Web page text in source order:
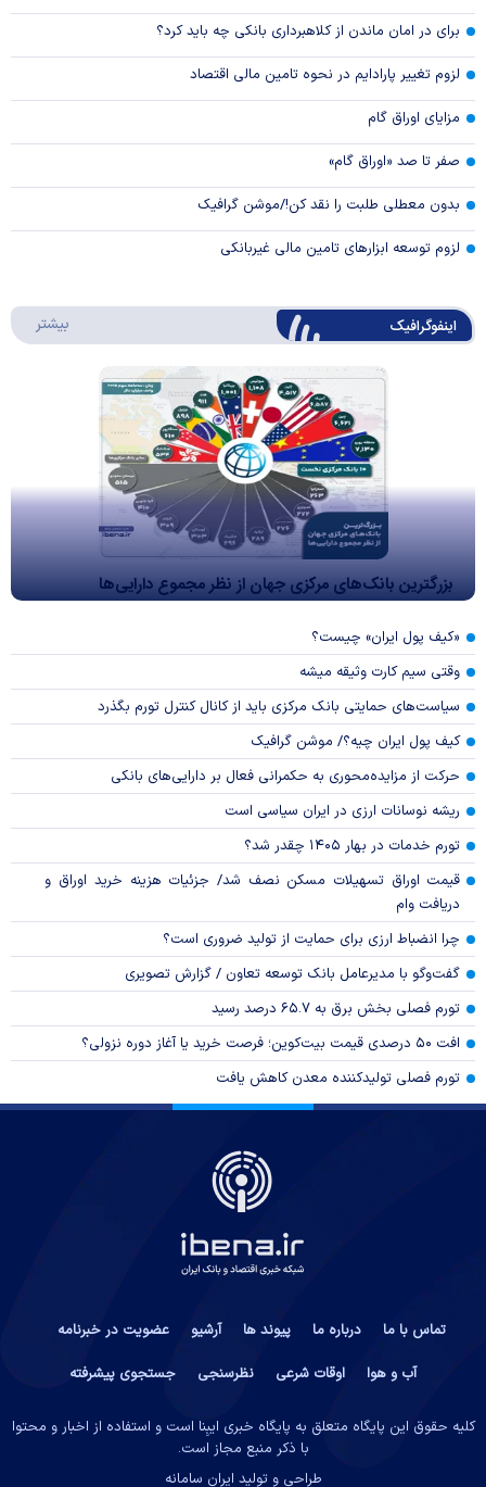
برای در امان ماندن از کلاهبرداری بانکی چه باید کرد؟
لزوم تغییر پارادایم در نحوه تامین مالی اقتصاد
مزایای اوراق گام
صفر تا صد «اوراق گام»
بدون معطلی طلبت را نقد کن!/موشن گرافیک
لزوم توسعه ابزارهای تامین مالی غیربانکی
اینفوگرافیک بیشتر
بزرگترین بانک‌های مرکزی جهان از نظر مجموع دارایی‌ها
«کیف پول ایران» چیست؟
وقتی سیم کارت وثیقه میشه
سیاست‌های حمایتی بانک مرکزی باید از کانال کنترل تورم بگذرد
کیف پول ایران چیه؟/ موشن گرافیک
حرکت از مزایده‌محوری به حکمرانی فعال بر دارایی‌های بانکی
ریشه نوسانات ارزی در ایران سیاسی است
تورم خدمات در بهار ۱۴۰۵ چقدر شد؟
قیمت اوراق تسهیلات مسکن نصف شد/ جزئیات هزینه خرید اوراق و
دریافت وام
چرا انضباط ارزی برای حمایت از تولید ضروری است؟
گفت‌وگو با مدیرعامل بانک توسعه تعاون / گزارش تصویری
تورم فصلی بخش برق به ۶۵.۷ درصد رسید
افت ۵۰ درصدی قیمت بیت‌کوین؛ فرصت خرید یا آغاز دوره نزولی؟
تورم فصلی تولیدکننده معدن کاهش یافت
تماس با ما درباره ما پیوند ها آرشیو
عضویت در خبرنامه
آب و هوا
اوقات شرعی نظرسنجی جستجوی پیشرفته
کلیه حقوق این پایگاه متعلق به پایگاه خبری ایبِنا است و استفاده از اخبار و محتوا
با ذکر منبع مجاز است.
طراحی و تولید ایران سامانه